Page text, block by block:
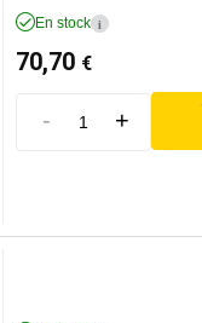
En stock i
70,70 €
- +